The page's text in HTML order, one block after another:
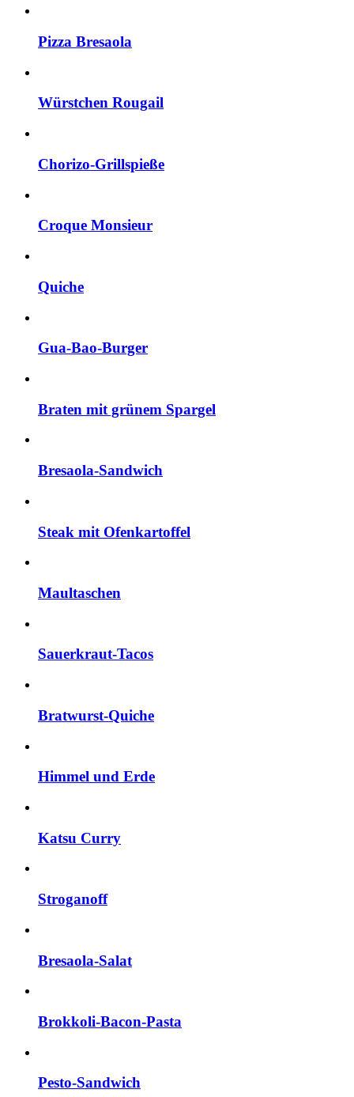
Pizza Bresaola
Würstchen Rougail
Chorizo-Grillspieße
Croque Monsieur
Quiche
Gua-Bao-Burger
Braten mit grünem Spargel
Bresaola-Sandwich
Steak mit Ofenkartoffel
Maultaschen
Sauerkraut-Tacos
Bratwurst-Quiche
Himmel und Erde
Katsu Curry
Stroganoff
Bresaola-Salat
Brokkoli-Bacon-Pasta
Pesto-Sandwich